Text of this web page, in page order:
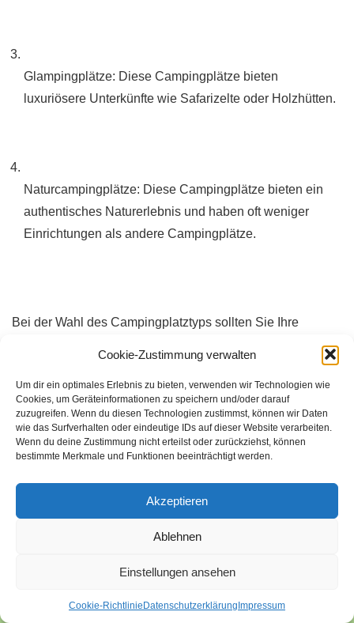
Cookie-Zustimmung verwalten
Um dir ein optimales Erlebnis zu bieten, verwenden wir Technologien wie
Cookies, um Geräteinformationen zu speichern und/oder darauf
zuzugreifen. Wenn du diesen Technologien zustimmst, können wir Daten
wie das Surfverhalten oder eindeutige IDs auf dieser Website verarbeiten.
Wenn du deine Zustimmung nicht erteilst oder zurückziehst, können
bestimmte Merkmale und Funktionen beeinträchtigt werden.
Akzeptieren
Ablehnen
Einstellungen ansehen
Cookie-Richtlinie Datenschutzerklärung Impressum
Glampingplätze: Diese Campingplätze bieten
luxuriösere Unterkünfte wie Safarizelte oder Holzhütten.
Naturcampingplätze: Diese Campingplätze bieten ein
authentisches Naturerlebnis und haben oft weniger
Einrichtungen als andere Campingplätze.
Bei der Wahl des Campingplatztyps sollten Sie Ihre
beispielsweise eine rustikale Erfahrung suchen, sollten Sie
einen Zeltplatz oder Naturcampingplatz wählen. Wenn Sie
jedoch mehr Komfort wünschen, sollten Sie einen
Glampingplatz oder einen Wohnmobilplatz in Betracht
ziehen.
gibt es viele wunderschöne
Campingplätze, wie den Campingplatz Europa in Saint